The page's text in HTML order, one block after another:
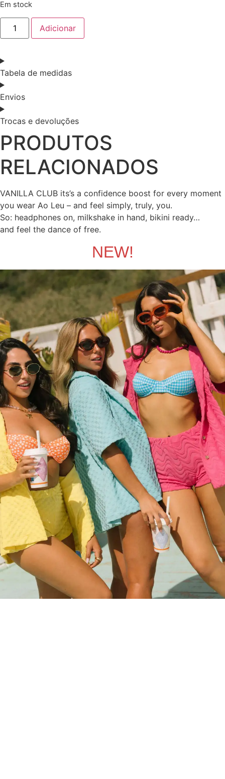
Em stock
Quantidade
Chapéu
Adicionar
Tabela de medidas
Envios
Trocas e devoluções
PRODUTOS
RELACIONADOS
VANILLA CLUB its’s a confidence boost for every moment
you wear Ao Leu – and feel simply, truly, you.
So: headphones on, milkshake in hand, bikini ready…
and feel the dance of free.
NEW!